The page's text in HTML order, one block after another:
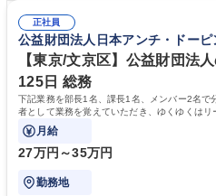
実行/フィールドセールスへの案件連携 募集職種 ★【未経験歓迎】AIで製
造業の未来を変えるインサイドセール
企画・実行経験 ・CRM・リードナーチ
もとに営業プロセスを改善した経験 学歴・資格 学歴：大学院 大学 高専 短
大 専修学校 高校 語学力： 資格：
正社員
公益財団法人日本アンチ・ドーピ
【東京/文京区】公益財団法
125日 総務
下記業務を部長1名、課長1名、メンバー2名で
者として業務を覚えていただき、ゆくゆくはリ
躍いただくことを期待しています。
月給
27万円～35万円
勤務地